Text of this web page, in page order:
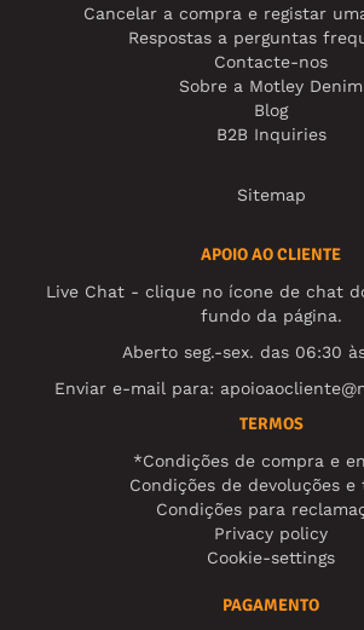
Cancelar a compra e registar
Respostas a perguntas
Contacte-nos
Sobre a Motley Denim
Blog
B2B Inquiries
Sitemap
APOIO AO CLIENTE
Live Chat - clique no ícone de chat
fundo da página.
Aberto seg.-sex. das 06:30
Enviar e-mail para:
TERMOS
*Condições de compra e
Condições de devoluções e
Condições para
Privacy policy
Cookie-settings
PAGAMENTO